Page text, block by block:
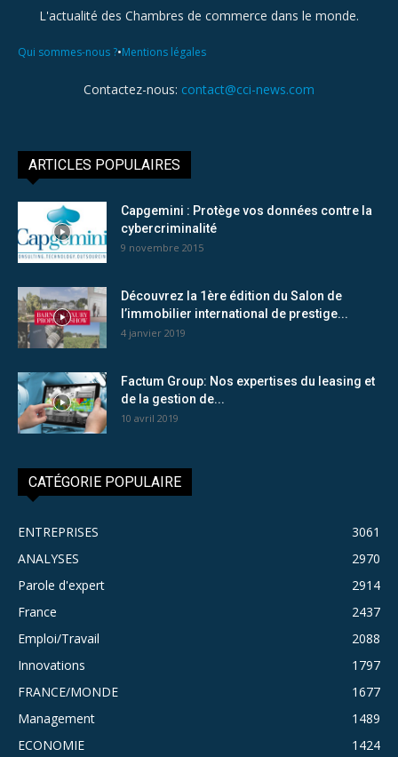
L'actualité des Chambres de commerce dans le monde.
Qui sommes-nous ?•Mentions légales
Contactez-nous: contact@cci-news.com
ARTICLES POPULAIRES
Capgemini : Protège vos données contre la
cybercriminalité
9 novembre 2015
Découvrez la 1ère édition du Salon de
l’immobilier international de prestige...
4 janvier 2019
Factum Group: Nos expertises du leasing et
de la gestion de...
10 avril 2019
CATÉGORIE POPULAIRE
ENTREPRISES
3061
ANALYSES
2970
Parole d'expert
2914
France
2437
Emploi/Travail
2088
Innovations
1797
FRANCE/MONDE
1677
Management
1489
ECONOMIE
1424